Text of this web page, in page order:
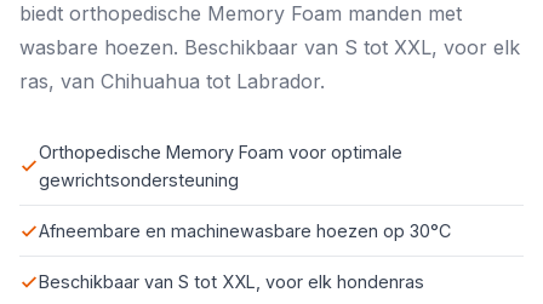
biedt orthopedische Memory Foam manden met
wasbare hoezen. Beschikbaar van S tot XXL, voor elk
ras, van Chihuahua tot Labrador.
Orthopedische Memory Foam voor optimale
gewrichtsondersteuning
Afneembare en machinewasbare hoezen op 30°C
Beschikbaar van S tot XXL, voor elk hondenras